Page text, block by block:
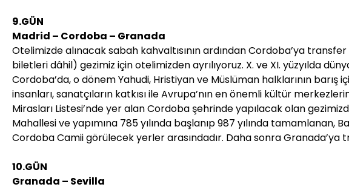
9.GÜN
Madrid – Cordoba – Granada
Otelimizde alınacak sabah kahvaltısının ardından Cordoba’ya
biletleri dâhil) gezimiz için otelimizden ayrılıyoruz. X. ve XI. yüzyılda
Cordoba’da, o dönem Yahudi, Hristiyan ve Müslüman halklarının barış
insanları, sanatçıların katkısı ile Avrupa’nın en önemli kültür
Mirasları Listesi’nde yer alan Cordoba şehrinde yapılacak olan
Mahallesi ve yapımına 785 yılında başlanıp 987 yılında tamamlanan,
Cordoba Camii görülecek yerler arasındadır. Daha sonra
10.GÜN
Granada – Sevilla